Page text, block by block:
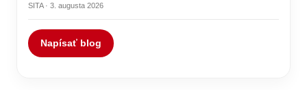
SITA · 3. augusta 2026
Napísať blog